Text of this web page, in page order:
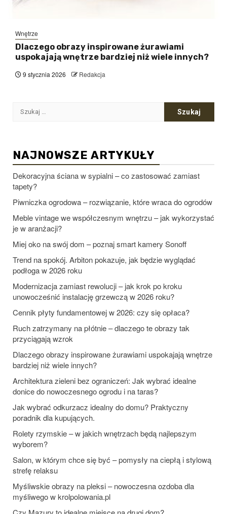
Wnętrze
Dlaczego obrazy inspirowane żurawiami
uspokajają wnętrze bardziej niż wiele innych?
9 stycznia 2026 Redakcja
Szukaj:
NAJNOWSZE ARTYKUŁY
Dekoracyjna ściana w sypialni – co zastosować zamiast
tapety?
Piwniczka ogrodowa – rozwiązanie, które wraca do ogrodów
Meble vintage we współczesnym wnętrzu – jak wykorzystać
je w aranżacji?
Miej oko na swój dom – poznaj smart kamery Sonoff
Trend na spokój. Arbiton pokazuje, jak będzie wyglądać
podłoga w 2026 roku
Modernizacja zamiast rewolucji – jak krok po kroku
unowocześnić instalację grzewczą w 2026 roku?
Cennik płyty fundamentowej w 2026: czy się opłaca?
Ruch zatrzymany na płótnie – dlaczego te obrazy tak
przyciągają wzrok
Dlaczego obrazy inspirowane żurawiami uspokajają wnętrze
bardziej niż wiele innych?
Architektura zieleni bez ograniczeń: Jak wybrać idealne
donice do nowoczesnego ogrodu i na taras?
Jak wybrać odkurzacz idealny do domu? Praktyczny
poradnik dla kupujących.
Rolety rzymskie – w jakich wnętrzach będą najlepszym
wyborem?
Salon, w którym chce się być – pomysły na ciepłą i stylową
strefę relaksu
Myśliwskie obrazy na pleksi – nowoczesna ozdoba dla
myśliwego w krolpolowania.pl